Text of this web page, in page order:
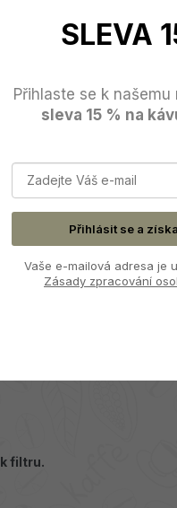
kávy po celém
ale taky
necháte
hotová káva.
kávy v
filtru.
SLEVA
Přihlaste se k
sleva 15 % na
Přihlásit se a
Vaše e-mailová adresa je
Zásady zpracování